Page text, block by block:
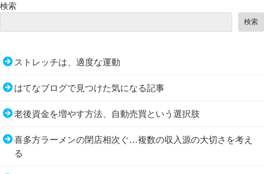
検索
検索
ストレッチは、適度な運動
はてなブログで見つけた気になる記事
老後資金を増やす方法、自動売買という選択肢
喜多方ラーメンの閉店相次ぐ…複数の収入源の大切さを考え
る